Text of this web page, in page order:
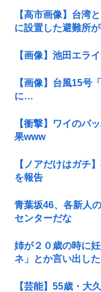
【高市画像】台湾
に設置した避難所
【画像】池田エラ
【画像】台風15
に…
【衝撃】ワイのパ
果www
【ノアだけはガチ
を報告
青葉坂46、各新人
センターだな
姉が２０歳の時に
ネ」とか言い出した
【芸能】55歳・大